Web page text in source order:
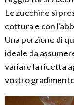
Le zucchine si
cottura e con
Una porzione di
ideale da
variare la ricetta
vostro